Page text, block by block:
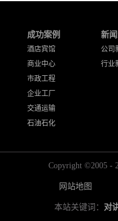
成功案例
酒店宾馆
商业中心
市政工程
企业工厂
交通运输
石油石化
新
公司
行业
Copyright ©2005 -
网站地图
本站关键词： 对